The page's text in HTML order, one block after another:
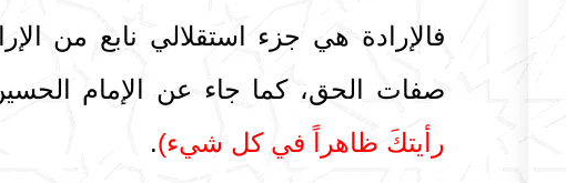
فالإرادة هي جزء استقلالي نابع من
صفات الحق، كما جاء عن الإمام
رأيتكَ ظاهراً في كل شيء).